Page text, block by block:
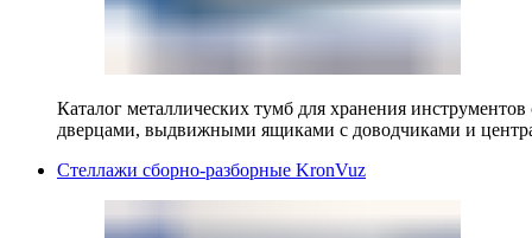
Каталог металлических тумб для хранения
дверцами, выдвижными ящиками с доводчиками и
Стеллажи сборно-разборные KronVuz